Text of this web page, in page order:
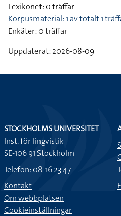
Lexikonet: 0 träffar
Korpusmaterial: 1 av totalt 1
Enkäter: 0 träffar
Uppdaterat: 2026-08-09
STOCKHOLMS UNIVERSITET
Inst. för lingvistik
SE-106 91 Stockholm
Telefon: 08-16 23 47
Kontakt
Om webbplatsen
Cookieinställningar